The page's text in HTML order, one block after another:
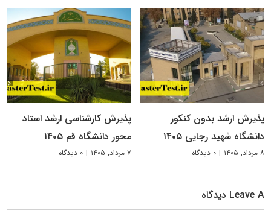
پذیرش ارشد بدون کنکور
دانشگاه شهید رجایی ۱۴۰۵
۸ مرداد, ۱۴۰۵ | ۰ دیدگاه
پذیرش کارشناسی ارشد استاد
محور دانشگاه قم ۱۴۰۵
۷ مرداد, ۱۴۰۵ | ۰ دیدگاه
Leave A دیدگاه